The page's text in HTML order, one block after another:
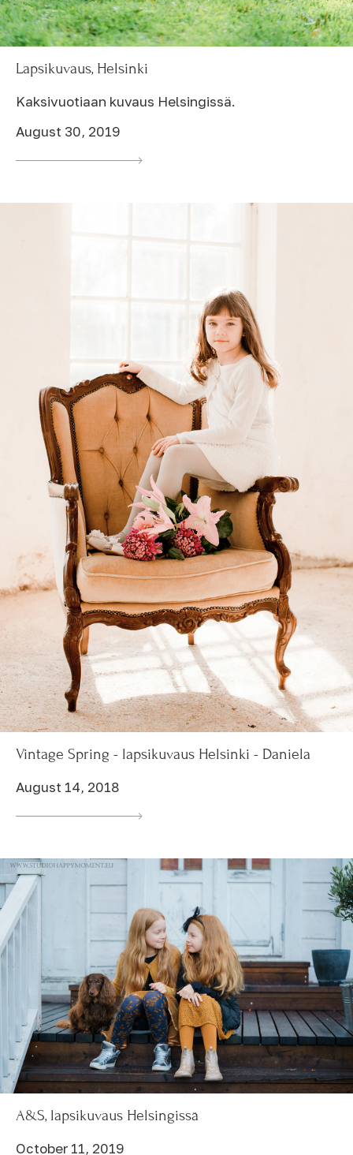
Lapsikuvaus, Helsinki
Kaksivuotiaan kuvaus Helsingissä.
August 30, 2019
Vintage Spring - lapsikuvaus Helsinki - Daniela
August 14, 2018
A&S, lapsikuvaus Helsingissä
October 11, 2019